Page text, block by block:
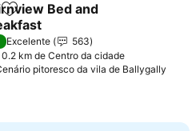
Adicionar aos favoritos
Bed and
preços
Excelente
563
0.2 km de Centro da cidade
pitoresco da vila de Ballygally